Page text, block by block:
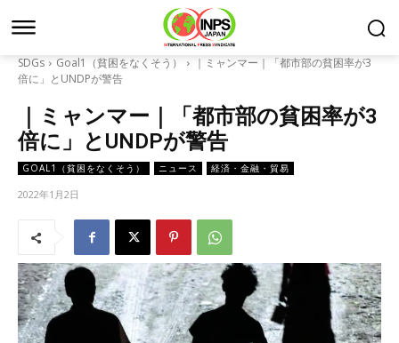
SDGs Goal1（貧困をなくそう）
｜ミャンマー｜「都市部の貧困率が3
倍に」とUNDPが警告
｜ミャンマー｜「都市部の貧困率が3
倍に」とUNDPが警告
GOAL1（貧困をなくそう） ニュース 経済・金融・貿易
2022年1月2日